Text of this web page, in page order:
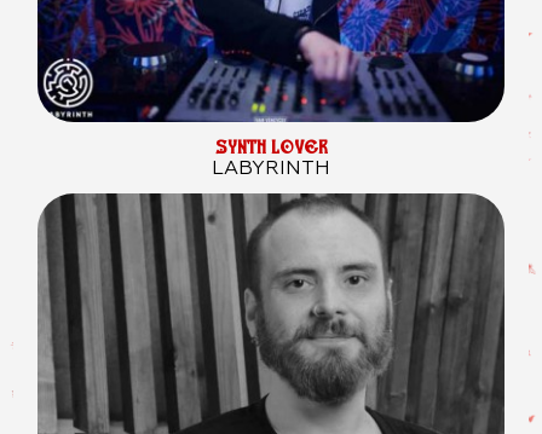
SYNTH LOVER
LABYRINTH